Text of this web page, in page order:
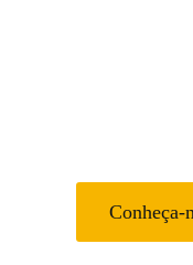
Conheça-